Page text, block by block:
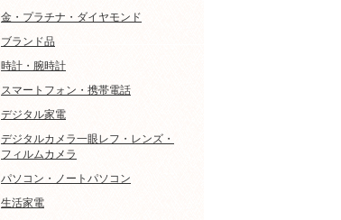
金・プラチナ・ダイヤモンド
ブランド品
時計・腕時計
スマートフォン・携帯電話
デジタル家電
デジタルカメラ一眼レフ・レンズ・
フィルムカメラ
パソコン・ノートパソコン
生活家電